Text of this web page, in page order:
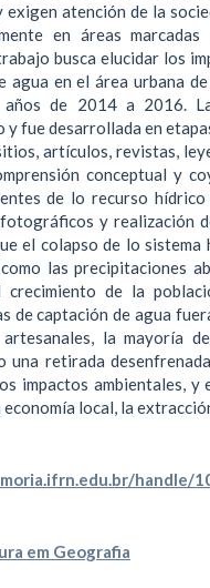
exigen atención de la
en áreas
busca elucidar los
agua en el área urbana
de 2014 a 2016.
fue desarrollada en
artículos, revistas,
conceptual y
de lo recurso
y realización
el colapso de lo
como las precipitaciones
de la
de captación de agua
la mayoría
una retirada
impactos ambientales,
economía local, la
handle/
em Geografia